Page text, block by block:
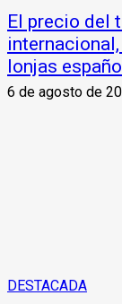
El precio del
lonjas
6 de agosto de
DESTACADA